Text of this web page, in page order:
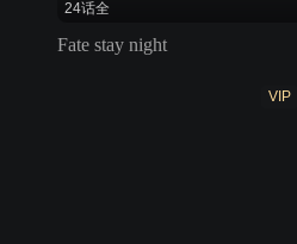
24话全
Fate stay night
VIP